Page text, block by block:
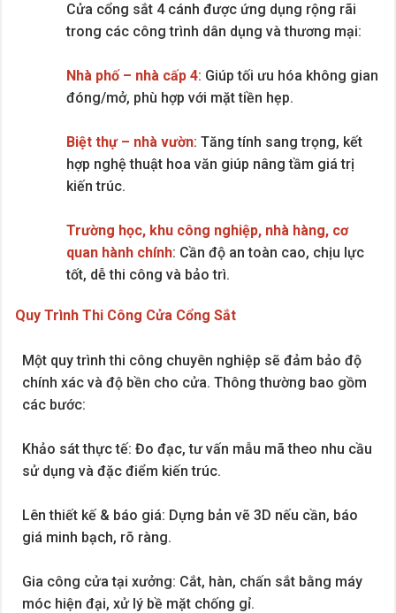
Cửa cổng sắt 4 cánh được ứng dụng rộng rãi
trong các công trình dân dụng và thương mại:
Nhà phố – nhà cấp 4: Giúp tối ưu hóa không gian
đóng/mở, phù hợp với mặt tiền hẹp.
Biệt thự – nhà vườn: Tăng tính sang trọng, kết
hợp nghệ thuật hoa văn giúp nâng tầm giá trị
kiến trúc.
Trường học, khu công nghiệp, nhà hàng, cơ
quan hành chính: Cần độ an toàn cao, chịu lực
tốt, dễ thi công và bảo trì.
Quy Trình Thi Công Cửa Cổng Sắt
Một quy trình thi công chuyên nghiệp sẽ đảm bảo độ
chính xác và độ bền cho cửa. Thông thường bao gồm
các bước:
Khảo sát thực tế: Đo đạc, tư vấn mẫu mã theo nhu cầu
sử dụng và đặc điểm kiến trúc.
Lên thiết kế & báo giá: Dựng bản vẽ 3D nếu cần, báo
giá minh bạch, rõ ràng.
Gia công cửa tại xưởng: Cắt, hàn, chấn sắt bằng máy
móc hiện đại, xử lý bề mặt chống gỉ.